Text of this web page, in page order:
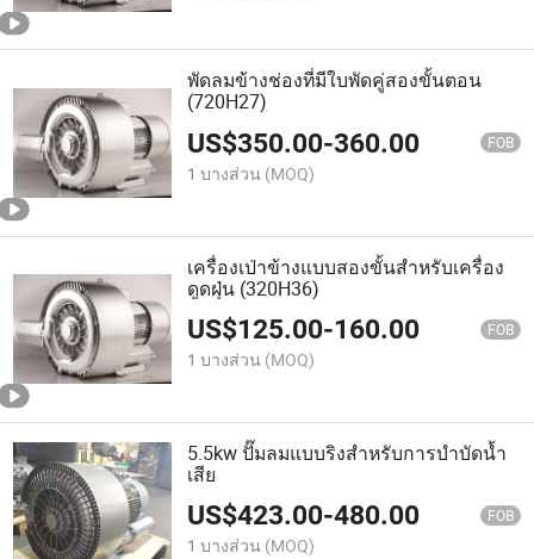
พัดลมข้างช่องที่มีใบพัดคู่สองขั้นตอน
(720H27)
US$350.00-360.00 FOB
1 บางส่วน (MOQ)
เครื่องเป่าข้างแบบสองขั้นสำหรับเครื่อง
ดูดฝุ่น (320H36)
US$125.00-160.00 FOB
1 บางส่วน (MOQ)
5.5kw ปั๊มลมแบบริงสำหรับการบำบัดน้ำ
เสีย
US$423.00-480.00 FOB
1 บางส่วน (MOQ)